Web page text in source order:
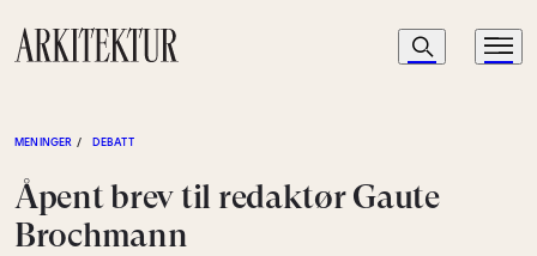
Navigasjon
Søk Meny
MENINGER / DEBATT
Åpent brev til redaktør Gaute
Brochmann